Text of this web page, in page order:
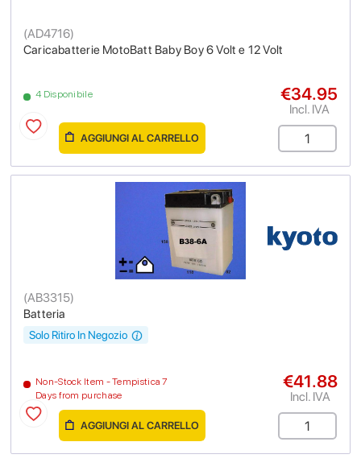
Caricabatterie MotoBatt Baby Boy 6 Volt e 12 Volt
(AD4716)
4 Disponibile €34.95
Incl. IVA
AGGIUNGI AL CARRELLO
Batteria
(AB3315)
Non-Stock Item - Tempistica 7
Days from purchase
Solo Ritiro In Negozio
€41.88
Incl. IVA
AGGIUNGI AL CARRELLO